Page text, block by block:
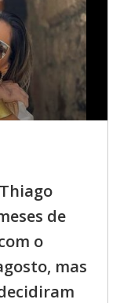
de
o
mas